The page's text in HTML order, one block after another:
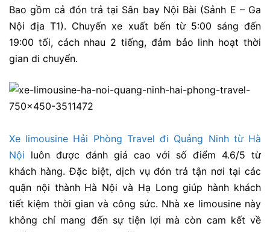
Bao gồm cả đón trả tại Sân bay Nội Bài (Sảnh E – Ga
Nội địa T1). Chuyến xe xuất bến từ 5:00 sáng đến
19:00 tối, cách nhau 2 tiếng, đảm bảo linh hoạt thời
gian di chuyển.
Xe limousine Hải Phòng Travel đi Quảng Ninh từ Hà
Nội luôn được đánh giá cao với số điểm 4.6/5 từ
khách hàng. Đặc biệt, dịch vụ đón trả tận nơi tại các
quận nội thành Hà Nội và Hạ Long giúp hành khách
tiết kiệm thời gian và công sức. Nhà xe limousine này
không chỉ mang đến sự tiện lợi mà còn cam kết về